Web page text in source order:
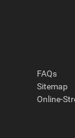
FAQs
Sitemap
Online-